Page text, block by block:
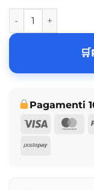
Funko Pop
Pagamenti
Visa
Postepay